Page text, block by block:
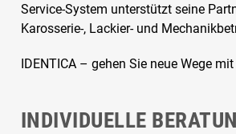
Service-System unterstützt seine
Karosserie-, Lackier- und
IDENTICA – gehen Sie neue Wege
INDIVIDUELLE